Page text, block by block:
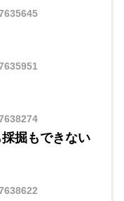
掘もできない